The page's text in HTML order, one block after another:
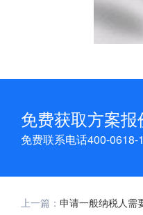
免费获取方案报
免费联系电话400-0618-
上一篇： 申请一般纳税人需